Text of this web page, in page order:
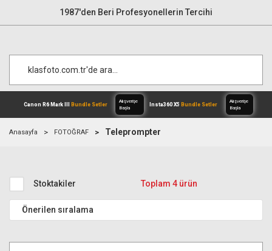
1987'den Beri Profesyonellerin Tercihi
Anasayfa FOTOĞRAF Teleprompter
Stoktakiler Toplam 4 ürün